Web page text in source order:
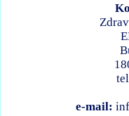
e-mail: